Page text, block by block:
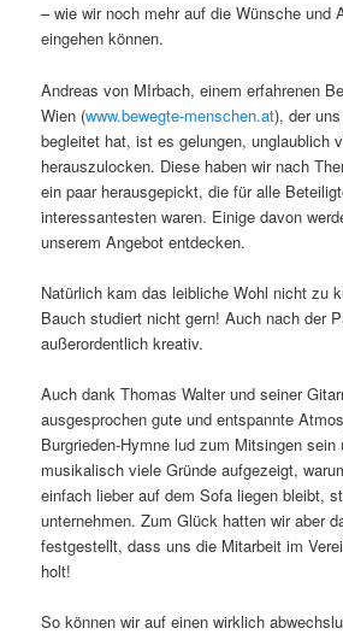
– wie wir noch mehr auf die Wünsche und
eingehen können.
Andreas von MIrbach, einem erfahrenen
Wien (www.bewegte-menschen.at), der
begleitet hat, ist es gelungen, unglaublich
herauszulocken. Diese haben wir nach
ein paar herausgepickt, die für alle
interessantesten waren. Einige davon
unserem Angebot entdecken.
Natürlich kam das leibliche Wohl nicht zu
Bauch studiert nicht gern! Auch nach der
außerordentlich kreativ.
Auch dank Thomas Walter und seiner
ausgesprochen gute und entspannte
Burgrieden-Hymne lud zum Mitsingen sein
musikalisch viele Gründe aufgezeigt,
einfach lieber auf dem Sofa liegen bleibt,
unternehmen. Zum Glück hatten wir aber
festgestellt, dass uns die Mitarbeit im
holt!
So können wir auf einen wirklich